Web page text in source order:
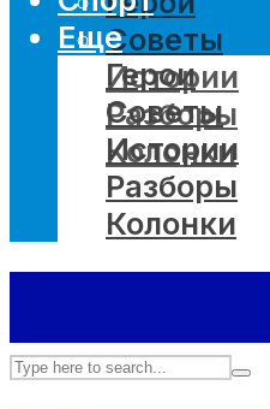
Советы
Истории
Разборы
Колонки
Еще
Герои
Советы
Истории
Разборы
Колонки